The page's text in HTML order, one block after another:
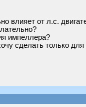
влияет от л.с.
импеллера?
сделать только для